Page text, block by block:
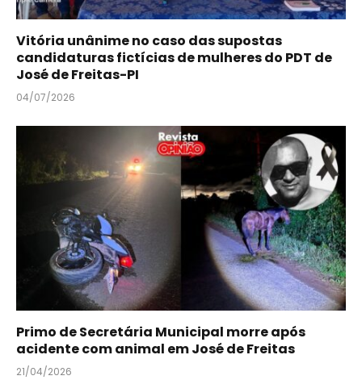
Vitória unânime no caso das supostas
candidaturas fictícias de mulheres do PDT de
José de Freitas-PI
04/07/2026
Primo de Secretária Municipal morre após
acidente com animal em José de Freitas
21/04/2026